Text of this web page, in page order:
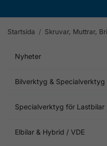
Startsida / Skruvar, Muttrar,
Nyheter
Bilverktyg & Specialverktyg
Specialverktyg för Lastbilar
Elbilar & Hybrid / VDE